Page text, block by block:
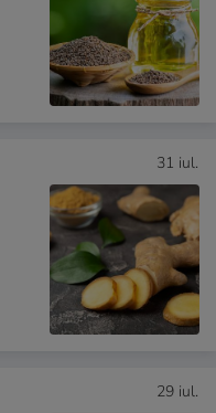
31 iul.
29 iul.